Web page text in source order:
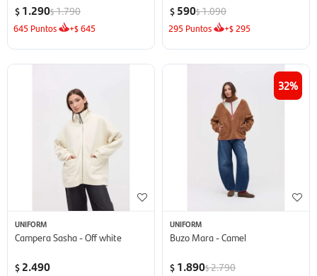
$ 1.290$1.790
645 Puntos +$645
$ 590$1.090
295 Puntos +$ 295
UNIFORM
Campera Sasha - Off white
$ 2.490
32
UNIFORM
Buzo Mara - Camel
$ 1.890$2.790